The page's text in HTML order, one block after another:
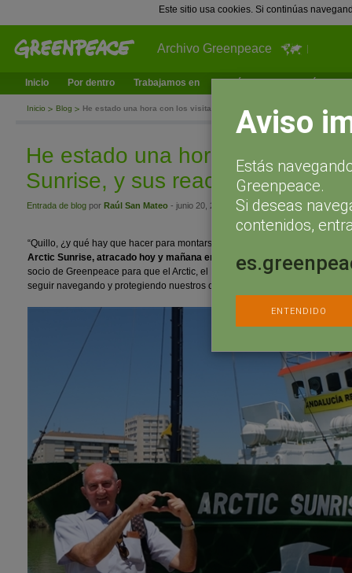
Este sitio usa cookies. Si continúas
Archivo Greenpeace
Inicio Por dentro Trabajamos en ¿Qué puedes hacer tú?
Inicio Blog He estado una hora con los visitantes del Arctic Sunrise, y sus
He estado una hora con los
Sunrise, y sus reacciones son
Entrada de blog por Raúl San Mateo - junio 20, 2015 a las 16:56
“Quillo, ¿y qué hay que hacer para montarse aquí?” Esta es la pregunta
Arctic Sunrise, atracado hoy y mañana en el muelle de las Delicias de
socio de Greenpeace para que el Arctic, el Esperanza y el Rainbow
seguir navegando y protegiendo nuestros océanos.
Aviso
Estás
Greenpeace.
Si deseas
contenidos,
ENTENDIDO